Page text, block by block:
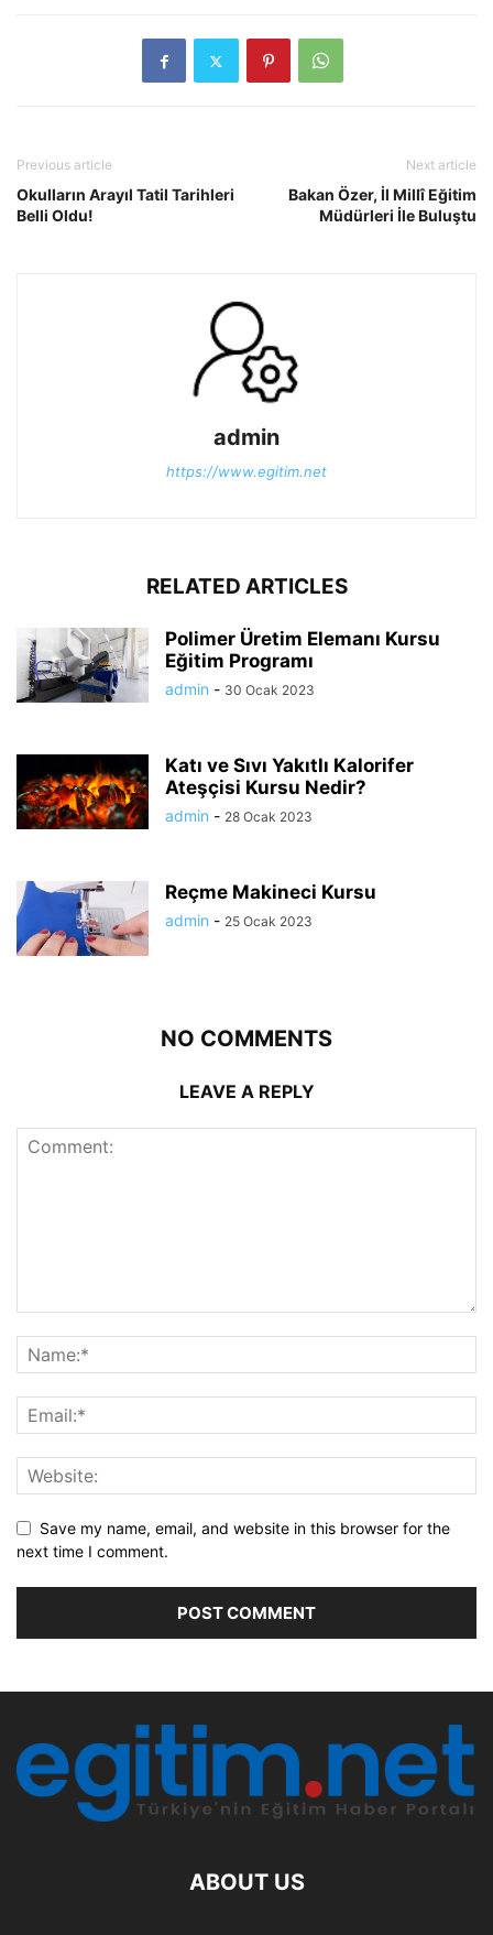
Previous article
Okulların Arayıl Tatil Tarihleri
Belli Oldu!
Next article
Bakan Özer, İl Millî Eğitim
Müdürleri İle Buluştu
admin
https://www.egitim.net
RELATED ARTICLES
Polimer Üretim Elemanı Kursu
Eğitim Programı
admin - 30 Ocak 2023
Katı ve Sıvı Yakıtlı Kalorifer
Ateşçisi Kursu Nedir?
admin - 28 Ocak 2023
Reçme Makineci Kursu
admin - 25 Ocak 2023
NO COMMENTS
LEAVE A REPLY
Save my name, email, and website in this browser for the
next time I comment.
ABOUT US